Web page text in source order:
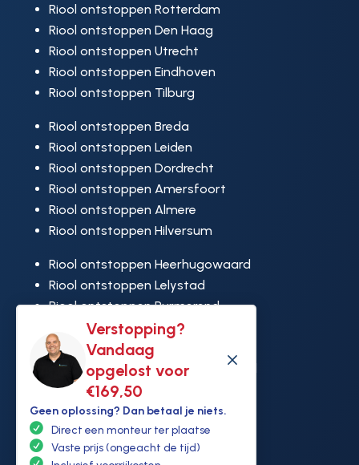
Verstopping?
Vandaag
opgelost voor
€169,50
M
Geen oplossing? Dan betaal je niets.
Direct een monteur ter plaatse
Vaste prijs (ongeacht de tijd)
Riool ontstoppen Rotterdam
Riool ontstoppen Den Haag
Riool ontstoppen Utrecht
Riool ontstoppen Eindhoven
Riool ontstoppen Tilburg
Riool ontstoppen Breda
Riool ontstoppen Leiden
Riool ontstoppen Dordrecht
Riool ontstoppen Amersfoort
Riool ontstoppen Almere
Riool ontstoppen Hilversum
Riool ontstoppen Heerhugowaard
Riool ontstoppen Lelystad
Riool ontstoppen Purmerend
Riool ontstoppen Ridderkerk
Riool ontstoppen Rijswijk
Riool ontstoppen Hoek van Holland